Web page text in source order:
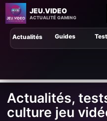
JEU.VIDEO
ACTUALITÉ GAMING
Guides
Actualités
Actualités,
culture jeu